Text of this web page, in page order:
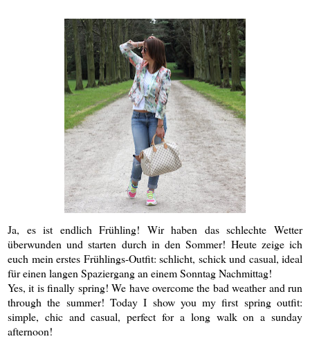
Ja, es ist endlich Frühling! Wir haben das schlechte Wetter
überwunden und starten durch in den Sommer! Heute zeige ich
euch mein erstes Frühlings-Outfit: schlicht, schick und casual, ideal
für einen langen Spaziergang an einem Sonntag Nachmittag!
Yes, it is finally spring! We have overcome the bad weather and run
through the summer! Today I show you my first spring outfit:
simple, chic andcasual, perfect for a long walk on a sunday
afternoon!